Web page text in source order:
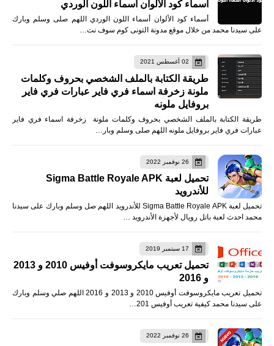
أسماء كود الألوان أسماء اللون الوردي
أسماء كود الألوان أسماء اللون الوردي اللهم صلى وسلم وبارك
على سيدنا محمد من خلال موقع مدونة التونى كوم سوف نت…
02 أغسطس 2021
طريقة الكتابة بالملف الشخصي بحروف وكلمات
ملونة زخرفة اسماء فري فاير عبارات فري فاير
بروفايل ملونه
طريقة الكتابة بالملف الشخصي بحروف وكلمات ملونة زخرفة اسماء فري فاير
عبارات فري فاير بروفايل ملونه اللهم صلى وسلم وبار…
26 نوفمبر 2022
تحميل لعبة Sigma Battle Royale APK
للأندرويد
تحميل لعبة Sigma Battle Royale APK للأندرويد اللهم صل وسلم وبارك على سيدنا
محمد احدث لعبة باتل رويال لأجهزة الأندرويد …
17 سبتمبر 2019
تحميل تعريب مايكروسوفت أوفيس 2010 و 2013
و 2016
تحميل تعريب مايكروسوفت أوفيس 2010 و 2013 و 2016 اللهم صلي وسلم وبارك
على سيدنا محمد كيفية تعريب أوفيس 201…
26 نوفمبر 2022